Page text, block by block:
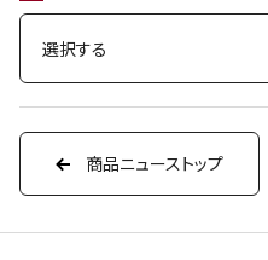
商品ニューストップ